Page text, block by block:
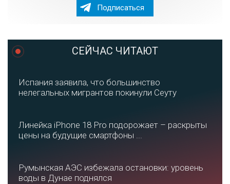
Подписаться
СЕЙЧАС ЧИТАЮТ
Испания заявила, что большинство
нелегальных мигрантов покинули Сеуту
Линейка iPhone 18 Pro подорожает – раскрыты
цены на будущие смартфоны ...
Румынская АЭС избежала остановки: уровень
воды в Дунае поднялся